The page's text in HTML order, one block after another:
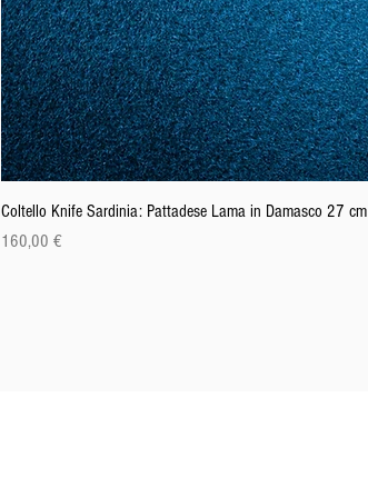
Coltello Knife Sardinia: Pattadese Lama in Damasco 27 cm
Precio
160,00 €